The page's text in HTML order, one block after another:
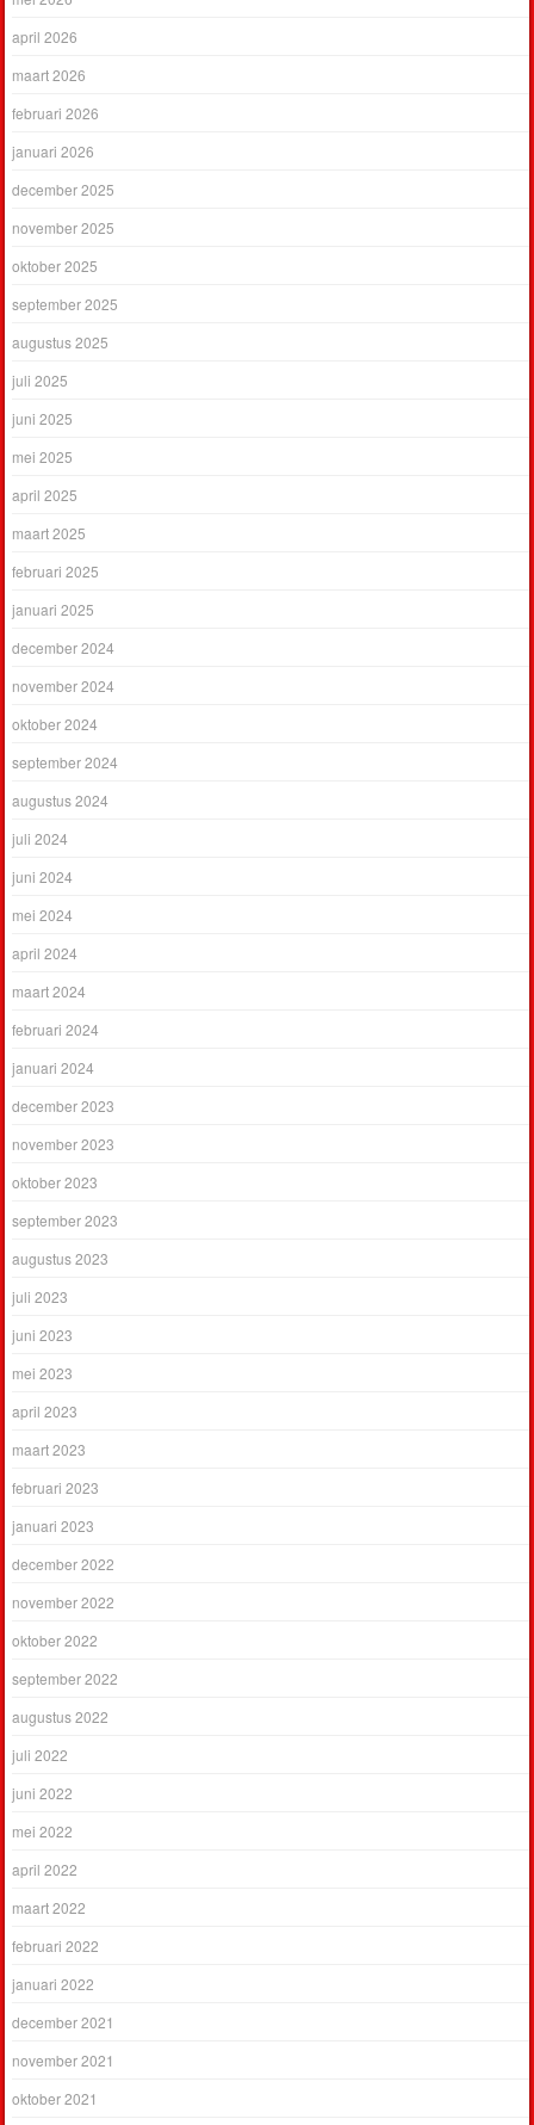
april 2026
maart 2026
februari 2026
januari 2026
december 2025
november 2025
oktober 2025
september 2025
augustus 2025
juli 2025
juni 2025
mei 2025
april 2025
maart 2025
februari 2025
januari 2025
december 2024
november 2024
oktober 2024
september 2024
augustus 2024
juli 2024
juni 2024
mei 2024
april 2024
maart 2024
februari 2024
januari 2024
december 2023
november 2023
oktober 2023
september 2023
augustus 2023
juli 2023
juni 2023
mei 2023
april 2023
maart 2023
februari 2023
januari 2023
december 2022
november 2022
oktober 2022
september 2022
augustus 2022
juli 2022
juni 2022
mei 2022
april 2022
maart 2022
februari 2022
januari 2022
december 2021
november 2021
oktober 2021